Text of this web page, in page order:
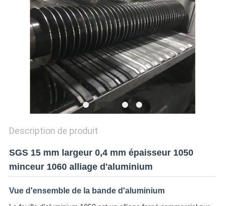
SITEMAP
POLITIQUE
CONFIDENTIALITÉ
Description de produit
SGS 15 mm largeur 0,4 mm épaisseur 1050
minceur 1060 alliage d'aluminium
Vue d'ensemble de la bande d'aluminium